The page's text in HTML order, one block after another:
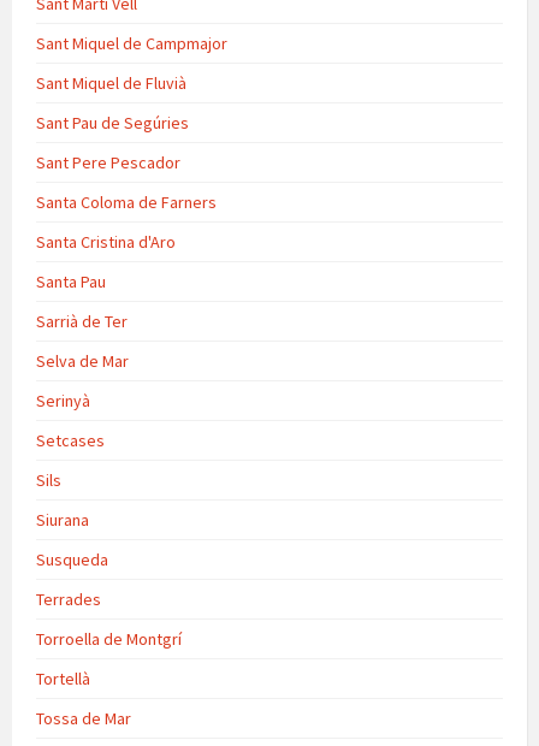
Sant Miquel de Campmajor
Sant Miquel de Fluvià
Sant Pau de Segúries
Sant Pere Pescador
Santa Coloma de Farners
Santa Cristina d'Aro
Santa Pau
Sarrià de Ter
Selva de Mar
Serinyà
Setcases
Sils
Siurana
Susqueda
Terrades
Torroella de Montgrí
Tortellà
Tossa de Mar